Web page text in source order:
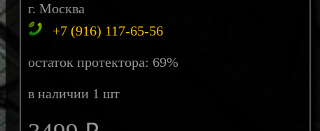
г. Москва
+7 (916) 117-65-56
остаток протектора: 69%
в наличии 1 шт